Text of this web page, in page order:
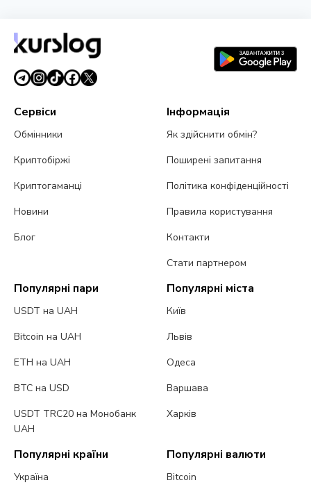
5 липня 2026 р.5 хв читання
Сервіси
Обмінники
Криптобіржі
Криптогаманці
Новини
Блог
Інформація
Як здійснити обмін?
Поширені запитання
Політика конфіденційності
Правила користування
Контакти
Стати партнером
Популярні пари
USDT на UAH
Bitcoin на UAH
ETH на UAH
BTC на USD
USDT TRC20 на Монобанк
UAH
Популярні міста
Київ
Львів
Одеса
Варшава
Харків
Популярні країни
Україна
Популярні валюти
Bitcoin